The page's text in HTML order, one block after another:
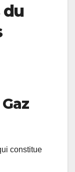
du
constitue